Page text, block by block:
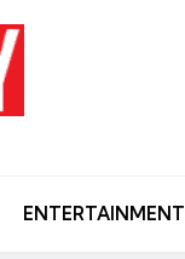
ENTERTAINMENT